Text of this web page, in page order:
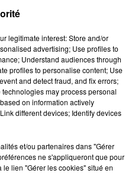
le bon
sa
une
tableau
legitimate interest: Store and/or
advertising; Use profiles to
Understand audiences through
profiles to personalise content; Use
and detect fraud, and fix errors;
may process personal
on information actively
different devices; Identify devices
et/ou partenaires dans "Gérer
ne s'appliqueront que pour
lien "Gérer les cookies" situé en